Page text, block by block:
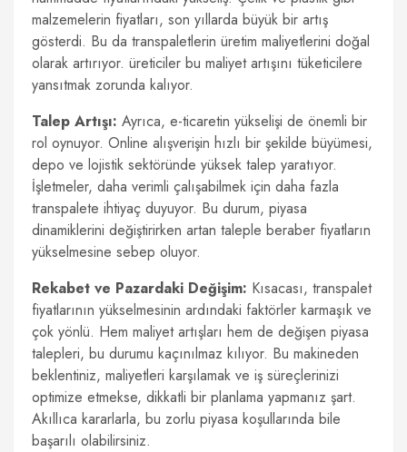
malzemelerin fiyatları, son yıllarda büyük bir artış
gösterdi. Bu da transpaletlerin üretim maliyetlerini doğal
olarak artırıyor. üreticiler bu maliyet artışını tüketicilere
yansıtmak zorunda kalıyor.
Talep Artışı: Ayrıca, e-ticaretin yükselişi de önemli bir
rol oynuyor. Online alışverişin hızlı bir şekilde büyümesi,
depo ve lojistik sektöründe yüksek talep yaratıyor.
İşletmeler, daha verimli çalışabilmek için daha fazla
transpalete ihtiyaç duyuyor. Bu durum, piyasa
dinamiklerini değiştirirken artan taleple beraber fiyatların
yükselmesine sebep oluyor.
Rekabet ve Pazardaki Değişim: Kısacası, transpalet
fiyatlarının yükselmesinin ardındaki faktörler karmaşık ve
çok yönlü. Hem maliyet artışları hem de değişen piyasa
talepleri, bu durumu kaçınılmaz kılıyor. Bu makineden
beklentiniz, maliyetleri karşılamak ve iş süreçlerinizi
optimize etmekse, dikkatli bir planlama yapmanız şart.
Akıllıca kararlarla, bu zorlu piyasa koşullarında bile
başarılı olabilirsiniz.